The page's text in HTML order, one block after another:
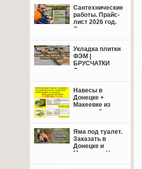
Сантехнические
работы. Прайс-
лист 2026 год.
Свежие цены.
Укладка плитки
ФЭМ |
БРУСЧАТКИ
Донецк,
Навесы в
Донецке +
Макеевке из
поликарбоната,
металлочерепицы.
Яма под туалет.
Заказать в
Донецке и
Макеевке+Цены.